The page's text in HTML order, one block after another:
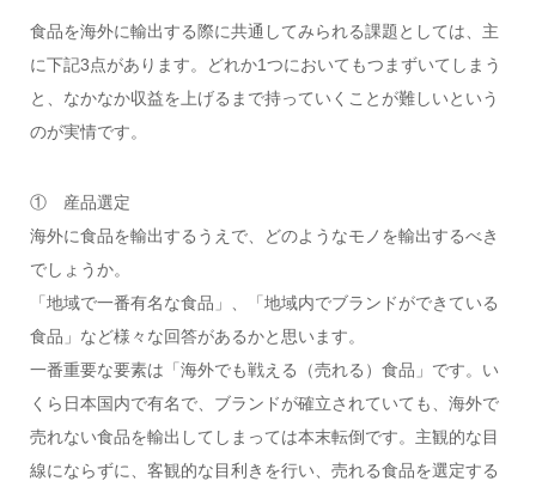
食品を海外に輸出する際に共通してみられる課題としては、主
に下記3点があります。どれか1つにおいてもつまずいてしまう
と、なかなか収益を上げるまで持っていくことが難しいという
のが実情です。
① 産品選定
海外に食品を輸出するうえで、どのようなモノを輸出するべき
でしょうか。
「地域で一番有名な食品」、「地域内でブランドができている
食品」など様々な回答があるかと思います。
一番重要な要素は「海外でも戦える（売れる）食品」です。い
くら日本国内で有名で、ブランドが確立されていても、海外で
売れない食品を輸出してしまっては本末転倒です。主観的な目
線にならずに、客観的な目利きを行い、売れる食品を選定する